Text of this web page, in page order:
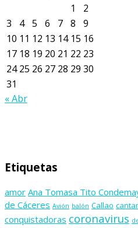
1
2
3
4 5 6 7 8
9
10 11 12 13 14 15 16
17 18 19 20 21 22 23
24 25 26 27 28 29 30
31
« Abr
Etiquetas
amor Ana Tomasa Tito
de Cáceres Avión balón Callao
conquistadoras coronavirus